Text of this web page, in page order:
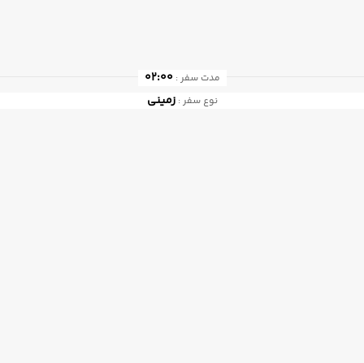
مدت سفر :02:00
نوع سفر :زمینی